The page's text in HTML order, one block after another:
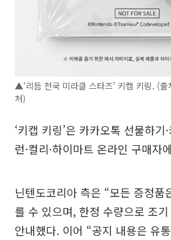
▲‘리듬 천국 미라클 스타즈’ 키캡 키링. (출
처)
‘키캡 키링’은 카카오톡 선물하기
런·컬리·하이마트 온라인 구매자
닌텐도코리아 측은 “모든 증정품
를 수 있으며, 한정 수량으로 조
안내했다. 이어 “공지 내용은 유